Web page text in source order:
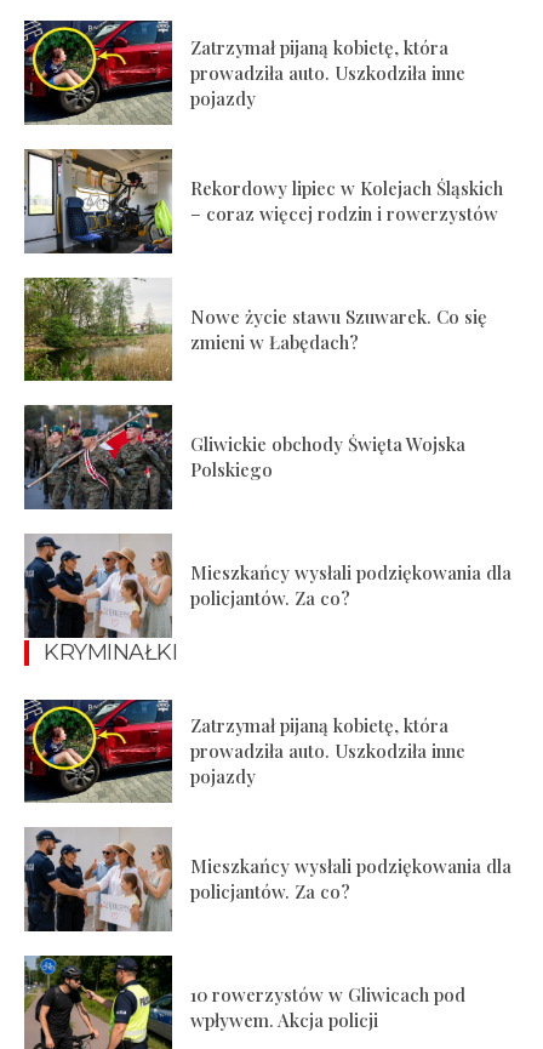
Zatrzymał pijaną kobietę, która
prowadziła auto. Uszkodziła inne
pojazdy
Rekordowy lipiec w Kolejach Śląskich
– coraz więcej rodzin i rowerzystów
Nowe życie stawu Szuwarek. Co się
zmieni w Łabędach?
Gliwickie obchody Święta Wojska
Polskiego
Mieszkańcy wysłali podziękowania dla
policjantów. Za co?
KRYMINAŁKI
Zatrzymał pijaną kobietę, która
prowadziła auto. Uszkodziła inne
pojazdy
Mieszkańcy wysłali podziękowania dla
policjantów. Za co?
10 rowerzystów w Gliwicach pod
wpływem. Akcja policji